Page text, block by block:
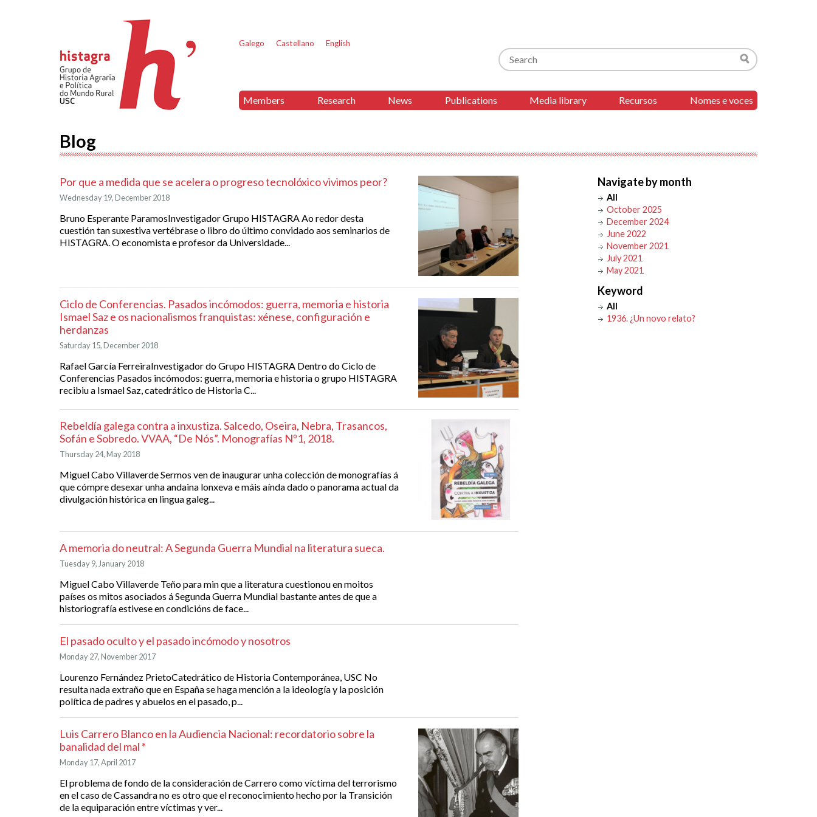
Galego Castellano English
Search
Search
Members Research News Publications Media library Recursos Nomes e voces
Blog
Por que a medida que se acelera o progreso tecnolóxico vivimos peor?
Wednesday 19, December 2018
Bruno Esperante ParamosInvestigador Grupo HISTAGRA Ao redor desta
cuestión tan suxestiva vertébrase o libro do último convidado aos seminarios de
HISTAGRA. O economista e profesor da Universidade...
Ciclo de Conferencias. Pasados incómodos: guerra, memoria e historia
Ismael Saz e os nacionalismos franquistas: xénese, configuración e
herdanzas
Saturday 15, December 2018
Rafael García FerreiraInvestigador do Grupo HISTAGRA Dentro do Ciclo de
Conferencias Pasados incómodos: guerra, memoria e historia o grupo HISTAGRA
recibiu a Ismael Saz, catedrático de Historia C...
Rebeldía galega contra a inxustiza. Salcedo, Oseira, Nebra, Trasancos,
Sofán e Sobredo. VVAA, “De Nós”. Monografías Nº1, 2018.
Thursday 24, May 2018
Miguel Cabo Villaverde Sermos ven de inaugurar unha colección de monografías á
que cómpre desexar unha andaina lonxeva e máis aínda dado o panorama actual da
divulgación histórica en lingua galeg...
A memoria do neutral: A Segunda Guerra Mundial na literatura sueca.
Tuesday 9, January 2018
Miguel Cabo Villaverde Teño para min que a literatura cuestionou en moitos
países os mitos asociados á Segunda Guerra Mundial bastante antes de que a
historiografía estivese en condicións de face...
El pasado oculto y el pasado incómodo y nosotros
Monday 27, November 2017
Lourenzo Fernández PrietoCatedrático de Historia Contemporánea, USC No
resulta nada extraño que en España se haga mención a la ideología y la posición
política de padres y abuelos en el pasado, p...
Luis Carrero Blanco en la Audiencia Nacional: recordatorio sobre la
banalidad del mal *
Monday 17, April 2017
El problema de fondo de la consideración de Carrero como víctima del terrorismo
en el caso de Cassandra no es otro que el reconocimiento hecho por la Transición
de la equiparación entre víctimas y ver...
Navigate by month
All
October 2025
December 2024
June 2022
November 2021
July 2021
May 2021
Keyword
All
1936. ¿Un novo relato?